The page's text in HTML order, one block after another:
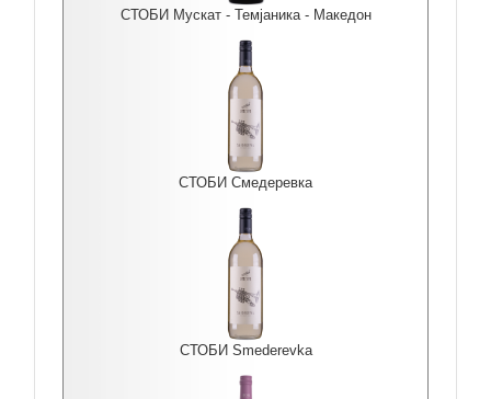
СТОБИ Мускат - Темјаника - Македон
СТОБИ Смедеревка
СТОБИ Smederevka